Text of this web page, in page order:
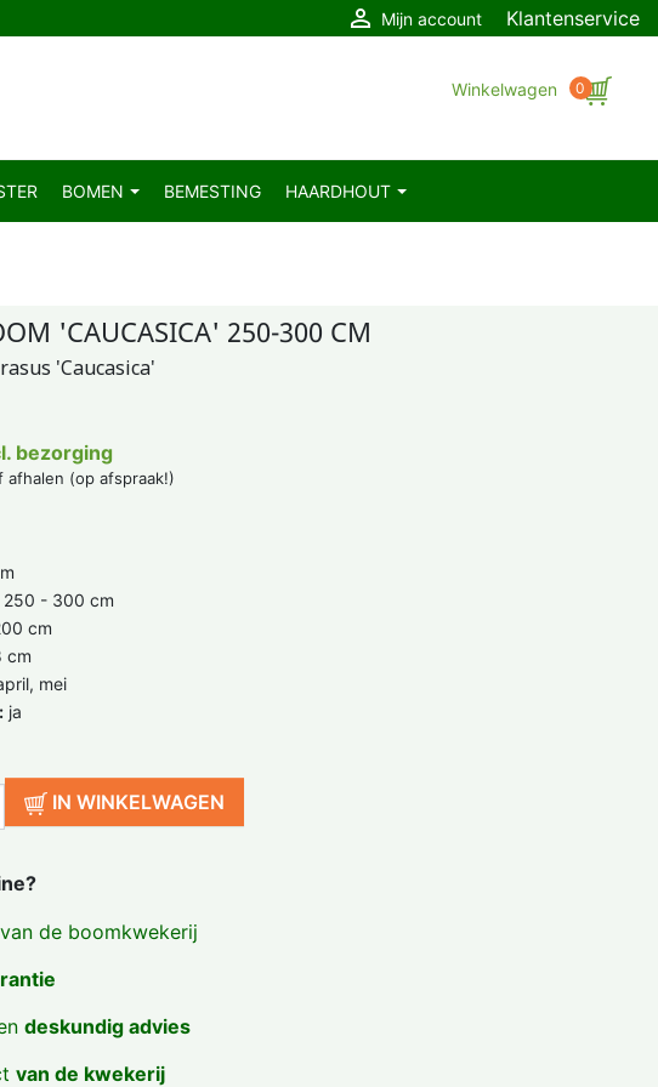
 Mijn account Klantenservice
Winkelwagen 0
BOMEN BEMESTING HAARDHOUT
'CAUCASICA' 250-300 CM
'Caucasica'
bezorging
afhalen (op afspraak!)
- 300 cm
cm
cm
mei
ja
IN WINKELWAGEN
de boomkwekerij
deskundig advies
van de kwekerij